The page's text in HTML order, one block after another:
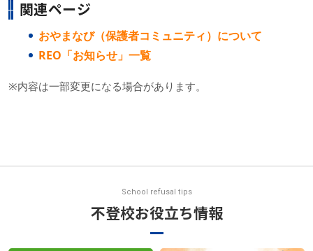
関連ページ
おやまなび（保護者コミュニティ）について
REO「お知らせ」一覧
※内容は一部変更になる場合があります。
School refusal tips
不登校お役立ち情報